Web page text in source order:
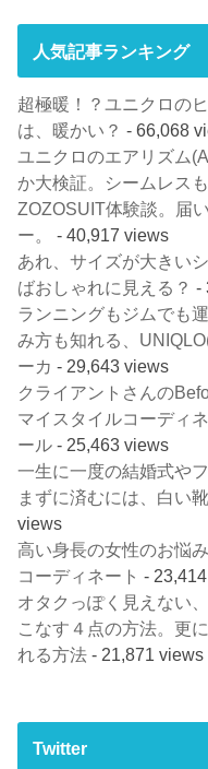
人気記事ランキング
超極暖！？ユニクロの
は、暖かい？ - 66,068
ユニクロのエアリズム
か大検証。シームレスも
ZOZOSUIT体験談。届
ー。
- 40,917 views
あれ、サイズが大きい
ばおしゃれに見える？ -
ランニングもジムでも
み方も知れる、
ーカ - 29,643 views
クライアントさんの
マイスタイルコーディ
ール - 25,463 views
一生に一度の結婚式や
まずに済むには、白い
views
高い身長の女性のお悩
コーディネート -
オタクっぽく見えない
こなす４点の方法。更
れる方法 - 21,871 views
Twitter